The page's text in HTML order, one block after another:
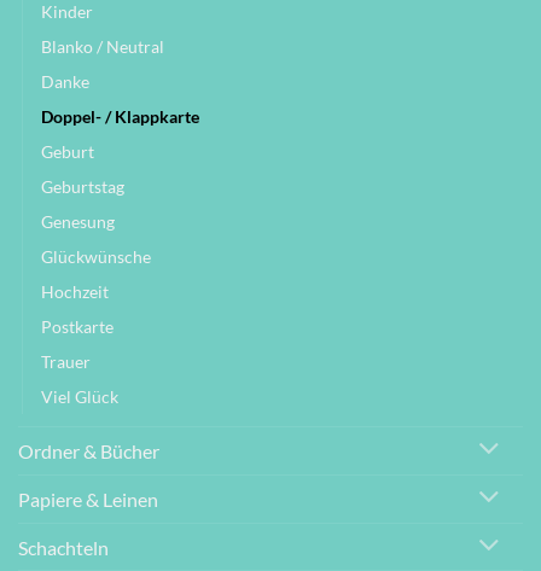
Kinder
Blanko / Neutral
Danke
Doppel- / Klappkarte
Geburt
Geburtstag
Genesung
Glückwünsche
Hochzeit
Postkarte
Trauer
Viel Glück
Ordner & Bücher
Papiere & Leinen
Schachteln